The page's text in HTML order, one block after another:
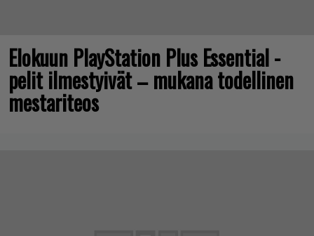
Elokuun PlayStation Plus Essential -
pelit ilmestyivät – mukana todellinen
mestariteos